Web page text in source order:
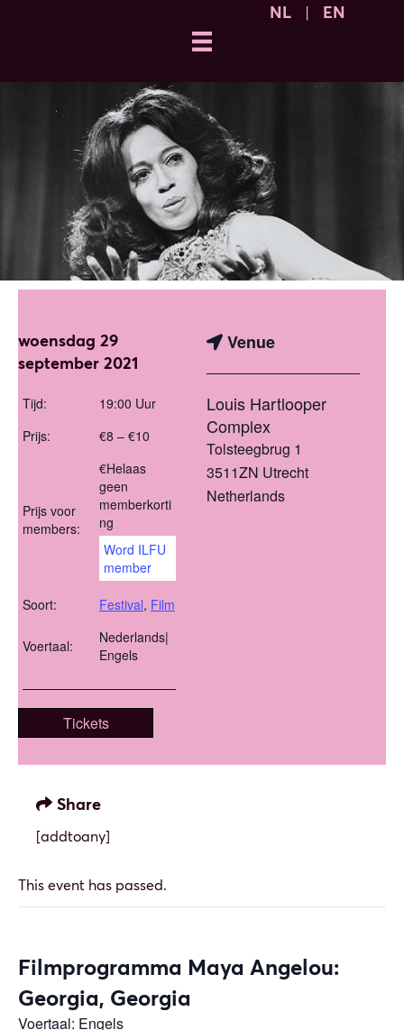
NL | EN
woensdag 29
september 2021
Tijd:
19:00 Uur
Prijs:
€8 – €10
Prijs voor
members:
€Helaas
geen
memberkorti
ng
Word ILFU
member
Soort: Festival, Film
Voertaal:
Nederlands|
Engels
Tickets
Venue
Louis Hartlooper
Complex
Tolsteegbrug 1
3511ZN Utrecht
Netherlands
Share
[addtoany]
This event has passed.
Filmprogramma Maya Angelou:
Georgia, Georgia
Voertaal: Engels